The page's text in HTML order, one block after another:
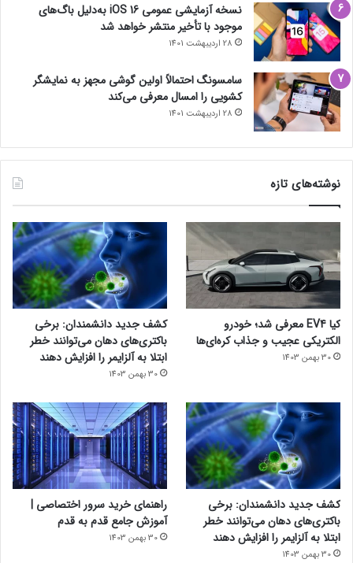
نسخه آزمایشی عمومی iOS 16 به‌دلیل باگ‌های
موجود با تأخیر منتشر خواهد شد
28 اردیبهشت 1401
سامسونگ احتمالاً اولین گوشی مجهز به نمایشگر
کشویی را امسال معرفی می‌کند
28 اردیبهشت 1401
نوشته‌های تازه
کیا EV4 معرفی شد؛ خودرو
الکتریکی عجیب و جذاب کره‌ای‌ها
30 بهمن 1403
کشف جدید دانشمندان: برخی
باکتری‌های دهان می‌توانند خطر
ابتلا به آلزایمر را افزایش دهند
30 بهمن 1403
کشف جدید دانشمندان: برخی
باکتری‌های دهان می‌توانند خطر
ابتلا به آلزایمر را افزایش دهند
30 بهمن 1403
راهنمای خرید سرور اختصاصی |
آموزش جامع قدم به قدم
30 بهمن 1403